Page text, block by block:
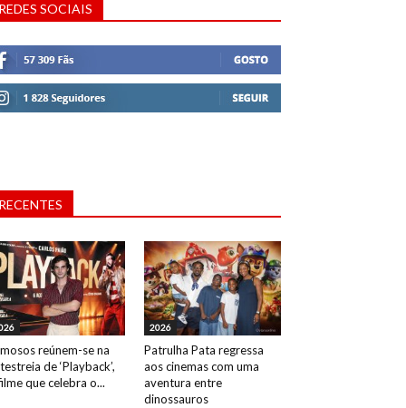
SOCIAIS
reúnem-se na
de ‘Playback’,
que celebra o...
2026
Patrulha Pata regressa
aos cinemas com uma
aventura entre
dinossauros